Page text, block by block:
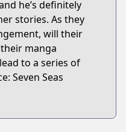
he’s definitely
stories. As they
will their
manga
to a series of
Seven Seas